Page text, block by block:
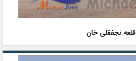
قلعه نجفقلی خان